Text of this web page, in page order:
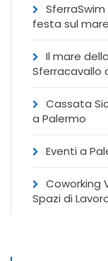
festa sul mare
Il mare
Sferracavallo
Cassata
a Palermo
Eventi a
Coworking
Spazi di